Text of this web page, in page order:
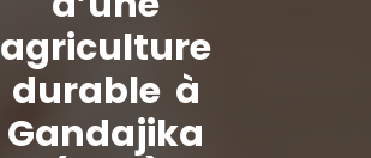
agriculture
durable à
Gandajika